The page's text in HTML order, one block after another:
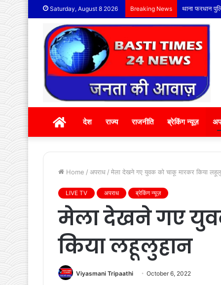
Saturday, August 8 2026 Breaking News थाना फरधान
होम देश राज्य राजनीति ब्रेकिंग न्यूज़
Home / अपराध / मेला देखने गए युवक को चाकू मारकर किया
LIVE TV अपराध ब्रेकिंग न्यूज़
मेला देखने गए
किया लहूलुहान
Viyasmani Tripaathi October 6, 2022